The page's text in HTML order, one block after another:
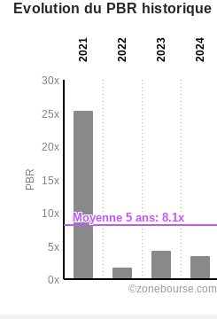
Evolution du PBR historique